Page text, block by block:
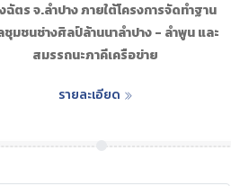
ฉัตร จ.ลำปาง ภายใต้โครงการจัดทำฐาน
มชนช่างศิลป์ล้านนาลำปาง - ลำพูน และ
สมรรถนะภาคีเครือข่าย
รายละเอียด